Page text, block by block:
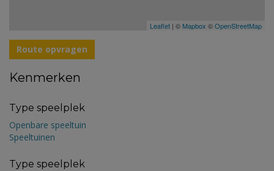
Leaflet | © Mapbox ©OpenStreetMap
Route opvragen
Kenmerken
Type speelplek
Openbare speeltuin
Speeltuinen
Type speelplek